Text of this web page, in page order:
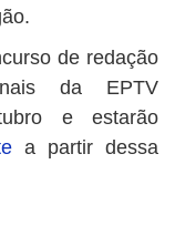
de redação
da EPTV
e estarão
a partir dessa